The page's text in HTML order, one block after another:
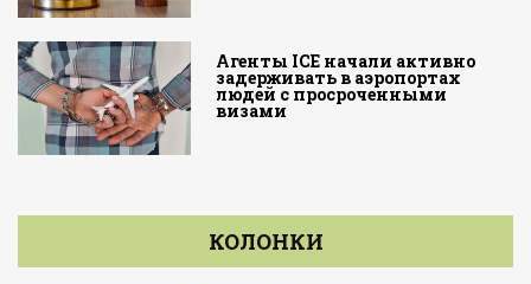
Агенты ICE начали активно
задерживать в аэропортах
людей с просроченными
визами
КОЛОНКИ